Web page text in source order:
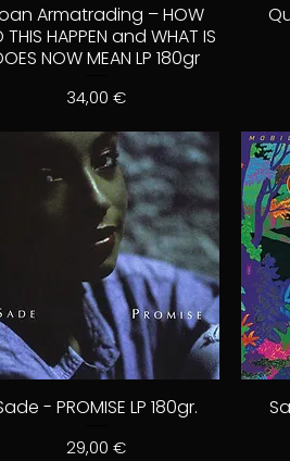
Armatrading – HOW
THIS HAPPEN and WHAT IS
NOW MEAN LP 180gr
Prix
34,00 €
- PROMISE LP 180gr.
Prix
29,00 €